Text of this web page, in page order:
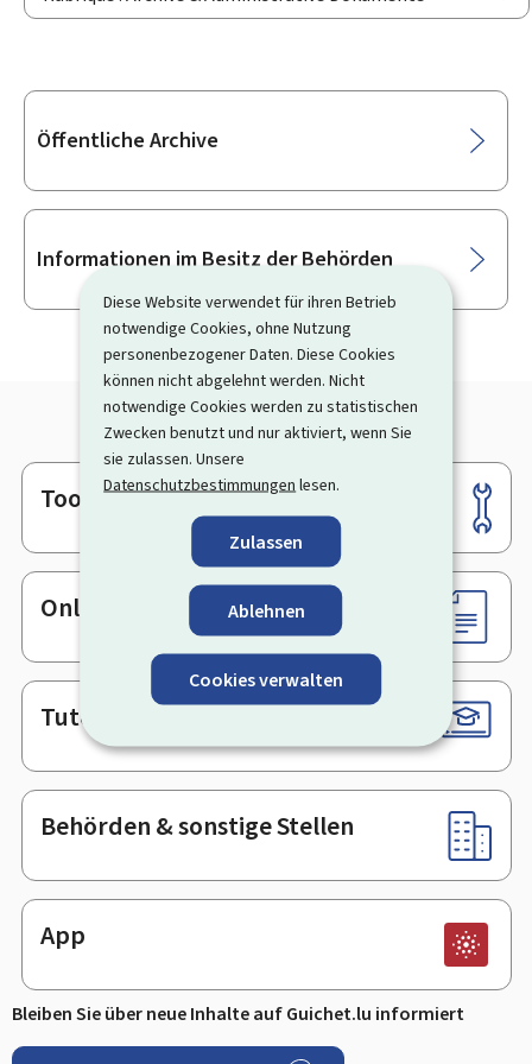
Diese Website verwendet für ihren Betrieb
notwendige Cookies, ohne Nutzung
personenbezogener Daten. Diese Cookies
können nicht abgelehnt werden. Nicht
notwendige Cookies werden zu statistischen
Zwecken benutzt und nur aktiviert, wenn Sie
sie zulassen. Unsere
Datenschutzbestimmungen lesen.
Zulassen
Ablehnen
Cookies verwalten
Unterrubriken
Öffentliche Archive
Informationen im Besitz der Behörden
Footer
Tools
Online-Dienste & Formulare
Tutorials
Behörden & sonstige Stellen
App
Bleiben Sie über neue Inhalte auf Guichet.lu informiert